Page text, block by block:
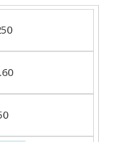
WIDTH